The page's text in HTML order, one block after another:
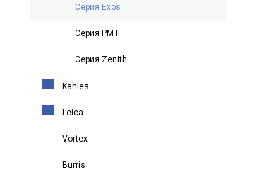
Серия Exos
Серия PM II
Cерия Zenith
Kahles
Leica
Vortex
Burris